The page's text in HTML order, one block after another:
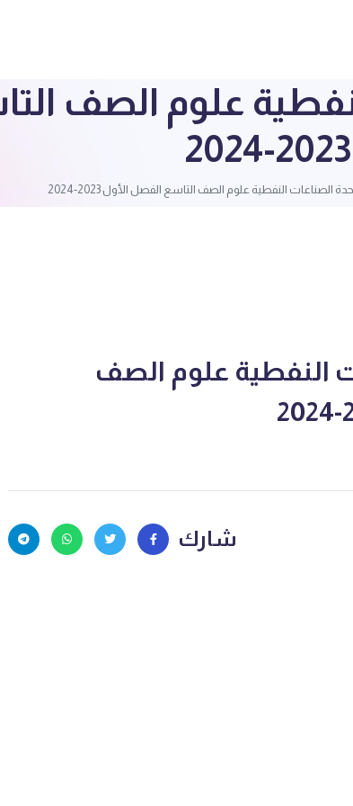
علوم الصف
الصناعات النفطية علوم الصف التاسع الفصل الأول 2023-2024
النفطية علوم الصف
شارك